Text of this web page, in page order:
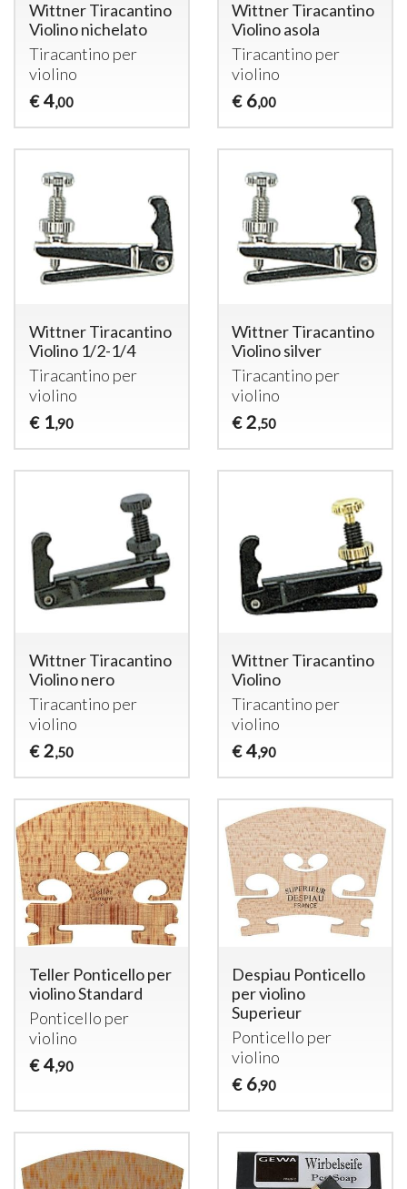
Wittner Tiracantino
Violino nichelato
Tiracantino per
violino
€ 4,00
Wittner Tiracantino
Violino asola
Tiracantino per
violino
€ 6,00
Wittner Tiracantino
Violino 1/2-1/4
Tiracantino per
violino
€ 1,90
Wittner Tiracantino
Violino silver
Tiracantino per
violino
€ 2,50
Wittner Tiracantino
Violino nero
Tiracantino per
violino
€ 2,50
Wittner Tiracantino
Violino
Tiracantino per
violino
€ 4,90
Teller Ponticello per
violino Standard
Ponticello per
violino
€ 4,90
Despiau Ponticello
per violino
Superieur
Ponticello per
violino
€ 6,90